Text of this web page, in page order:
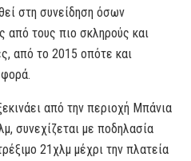
στη συνείδηση όσων
από τους πιο σκληρούς και
από το 2015 οπότε και
από την περιοχή Μπάνια
συνεχίζεται με ποδηλασία
21χλμ μέχρι την πλατεία